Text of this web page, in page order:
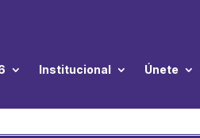
Institucional Únete